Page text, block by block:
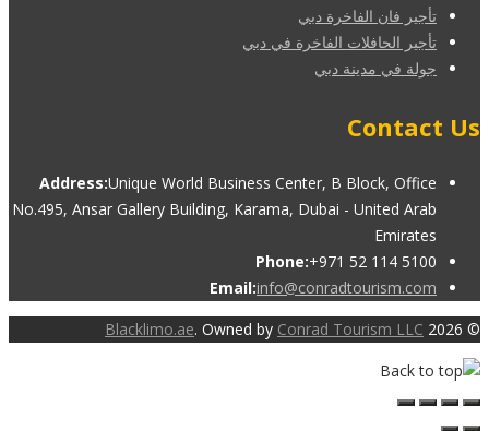
تأجير فان الفاخرة دبي
تأجير الحافلات الفاخرة في دبي
جولة في مدينة دبي
Contact Us
Address:Unique World Business Center, B Block, Office
No.495, Ansar Gallery Building, Karama, Dubai - United Arab
Emirates
Phone:+971 52 114 5100
Email:info@conradtourism.com
© 2026
Blacklimo.ae. Owned by Conrad Tourism LLC